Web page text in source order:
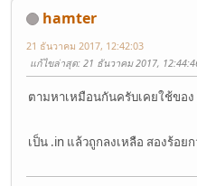
hamter
21 ธันวาคม 2017, 12:42:03
แก้ไขล่าสุด: 21 ธันวาคม 2017,
ตามหาเหมือนกันครับเคยใช้ขอ
เป็น .in แล้วถูกลงเหลือ สองร้อย